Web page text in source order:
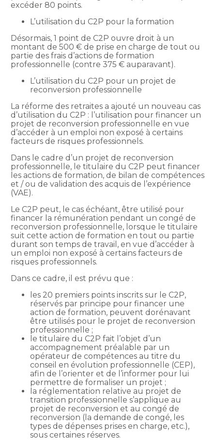
excéder 80 points.
L’utilisation du C2P pour la formation
Désormais, 1 point de C2P ouvre droit à un
montant de 500 € de prise en charge de tout ou
partie des frais d’actions de formation
professionnelle (contre 375 € auparavant).
L’utilisation du C2P pour un projet de
reconversion professionnelle
La réforme des retraites a ajouté un nouveau cas
d’utilisation du C2P : l’utilisation pour financer un
projet de reconversion professionnelle en vue
d’accéder à un emploi non exposé à certains
facteurs de risques professionnels.
Dans le cadre d’un projet de reconversion
professionnelle, le titulaire du C2P peut financer
les actions de formation, de bilan de compétences
et / ou de validation des acquis de l’expérience
(VAE).
Le C2P peut, le cas échéant, être utilisé pour
financer la rémunération pendant un congé de
reconversion professionnelle, lorsque le titulaire
suit cette action de formation en tout ou partie
durant son temps de travail, en vue d’accéder à
un emploi non exposé à certains facteurs de
risques professionnels.
Dans ce cadre, il est prévu que :
les 20 premiers points inscrits sur le C2P,
réservés par principe pour financer une
action de formation, peuvent dorénavant
être utilisés pour le projet de reconversion
professionnelle ;
le titulaire du C2P fait l’objet d’un
accompagnement préalable par un
opérateur de compétences au titre du
conseil en évolution professionnelle (CEP),
afin de l’orienter et de l’informer pour lui
permettre de formaliser un projet ;
la réglementation relative au projet de
transition professionnelle s’applique au
projet de reconversion et au congé de
reconversion (la demande de congé, les
types de dépenses prises en charge, etc.),
sous certaines réserves.